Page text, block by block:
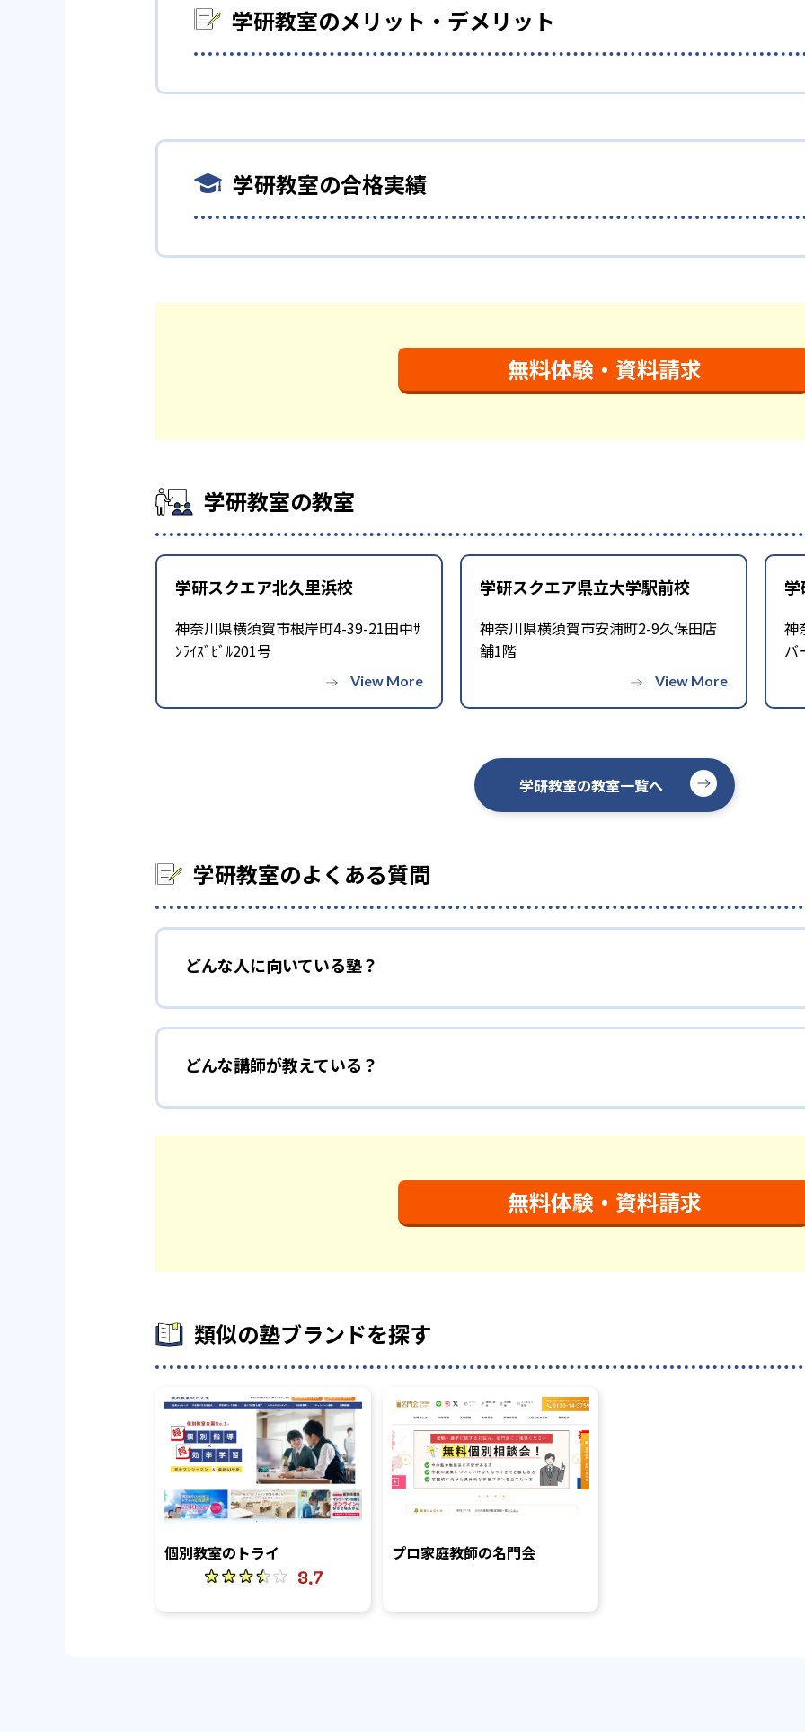
計画を設計する。また、生徒それぞれに最適な教材を提供すると共に、適切なアドバイスも
モールステップの教材となっているので、つまずくことなく、無理なく無駄なく学習ができる
勢や態度の育成も重視している。
学習において指導者は、生徒の様子を観察しながら学習指導と学習管理を実施。教室学習日
すい「見える力」だけでなく、学習に取り組む根気や意欲など「見えない力」の育成も重視
なものを向上させたい人に向いている。
算数（数学）と国語の基礎力を上げたい人向け
を切り離さず、くり返し学習と毎日の家庭学習で学習させている。そのため、算数（数学）
ている。
長時間の勉強が苦手な人向け
学研教室のメリット・デメリット
どんなメリットがある？
礎から応用まで、少しずつステップアップしながら身につけることができ、基礎固めから先
国語を重視すると共に、幼児・小学校低学年から外国語活動の学習にも対応。中学校英語の
も対応している。
学研教室では、楽しく生き生きと学ぶことも重視している。人と人との触れ合いの中で学び
どんなデメリットがある？
学研教室のデメリットとしては、基礎をより重視している分、生徒によっては物足りなく感じ
気になる場合は、近くの教室に問い合わせてみることを推奨する。
学研教室の合格実績
学研教室の合格実績は？
無料体験・資料請求
学研教室の教室
学研スクエア北久里浜校
神奈川県横須賀市根岸町4-39-21田中ｻ
ﾝﾗｲｽﾞﾋﾞﾙ201号
学研スクエア県立大学駅前校
神奈川県横須賀市安浦町2-9久保田店
舗1階
学
神
バ
学研教室の教室一覧へ
学研教室のよくある質問
どんな人に向いている塾？
どんな講師が教えている？
無料体験・資料請求
類似の塾ブランドを探す
個別教室のトライ
3.7
プロ家庭教師の名門会